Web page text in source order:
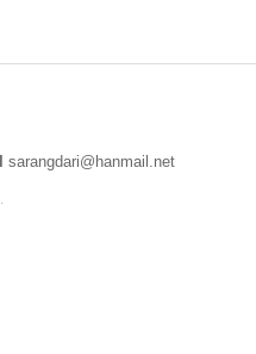
sarangdari@hanmail.net